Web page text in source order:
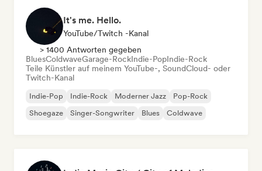
It's me. Hello.
YouTube/Twitch -Kanal
> 1400 Antworten gegeben
BluesColdwaveGarage-RockIndie-PopIndie-Rock
Teile Künstler auf meinem YouTube-, SoundCloud- oder
Twitch-Kanal
Indie-Pop Indie-Rock Moderner Jazz
Pop-Rock
Shoegaze
Singer-Songwriter Blues Coldwave